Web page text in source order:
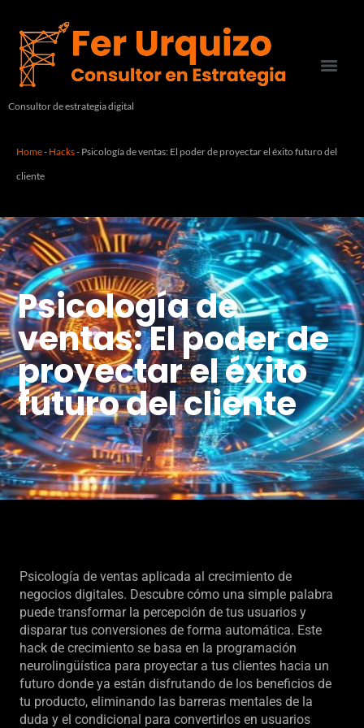
Consultor de estrategia digital
Home- Hacks- Psicología de ventas: El poder de proyectar el éxito futuro del
cliente
Psicología de
ventas: El poder de
proyectar el éxito
futuro del cliente
Psicología de ventas aplicada al crecimiento de
negocios digitales. Descubre cómo una simple palabra
puede transformar la percepción de tus usuarios y
disparar tus conversiones de forma automática. Este
hack de crecimiento se basa en la programación
neurolingüística para proyectar a tus clientes hacia un
futuro donde ya están disfrutando de los beneficios de
tu producto, eliminando las barreras mentales de la
duda y el condicional para convertirlos en usuarios